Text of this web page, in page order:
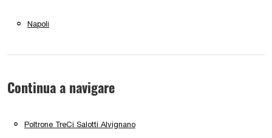
Napoli
Continua a navigare
Poltrone TreCi Salotti Alvignano